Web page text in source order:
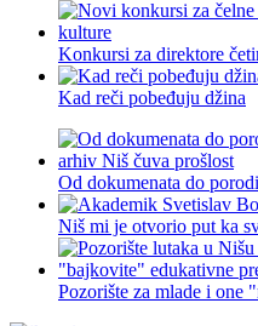
Konkursi za direktore
Kad reči pobeđuju džina
Od dokumenata do
Niš mi je otvorio put ka
Pozorište za mlade i one